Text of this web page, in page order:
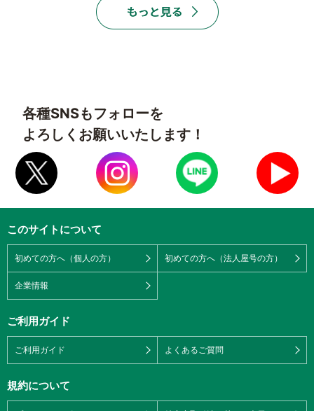
各種SNSもフォローを
よろしくお願いいたします！
このサイトについて
初めての方へ（個人の方） 初めての方へ（法人屋号の方）
企業情報
ご利用ガイド
ご利用ガイド よくあるご質問
規約について